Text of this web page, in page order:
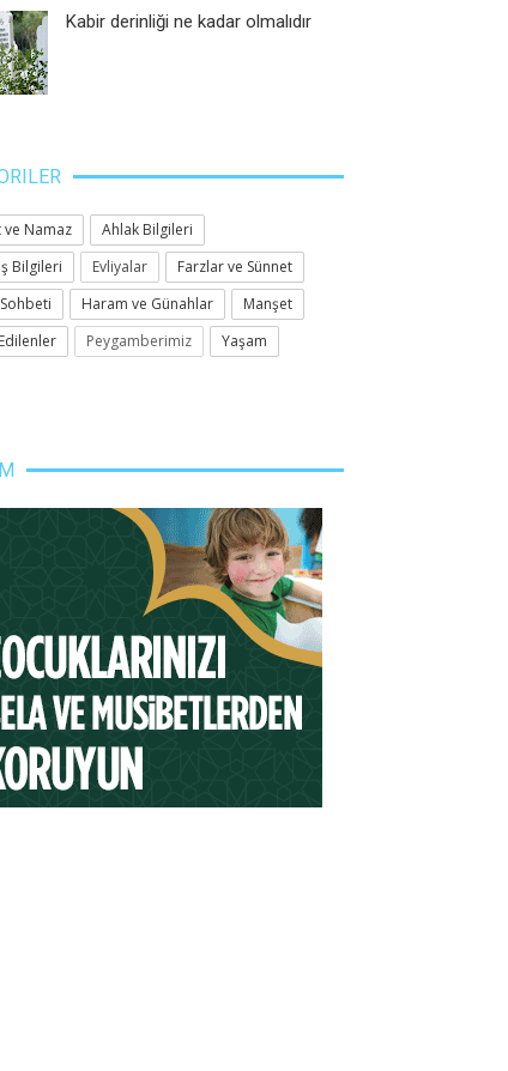
Kabir derinliği ne kadar olmalıdır
Namaz
Ahlak Bilgileri
Bilgileri
Evliyalar
Farzlar ve Sünnet
Haram ve Günahlar
Manşet
Peygamberimiz
Yaşam